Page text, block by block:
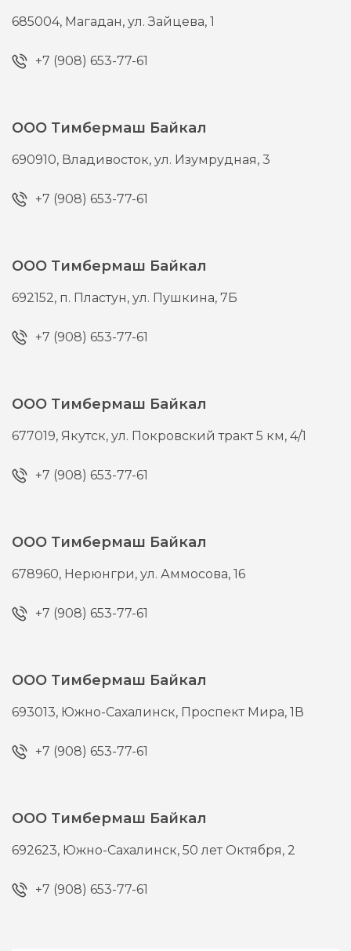
685004, Магадан,ул. Зайцева, 1
+7 (908) 653-77-61
ООО Тимбермаш Байкал
690910, Владивосток,ул. Изумрудная, 3
+7 (908) 653-77-61
ООО Тимбермаш Байкал
692152, п. Пластун,ул. Пушкина, 7Б
+7 (908) 653-77-61
ООО Тимбермаш Байкал
677019, Якутск,ул. Покровский тракт 5 км, 4/1
+7 (908) 653-77-61
ООО Тимбермаш Байкал
678960, Нерюнгри,ул. Аммосова, 16
+7 (908) 653-77-61
ООО Тимбермаш Байкал
693013, Южно-Сахалинск, Проспект Мира, 1В
+7 (908) 653-77-61
ООО Тимбермаш Байкал
692623, Южно-Сахалинск,50 лет Октября, 2
+7 (908) 653-77-61